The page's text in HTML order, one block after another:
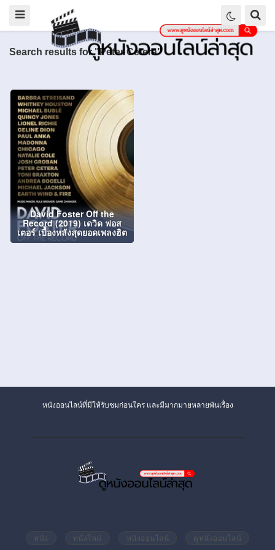
Search results for "Peter Cetera"
David Foster Off the
Record (2019) เดวิด ฟอส
เตอร์ เบื้องหลังสุดยอดเพลงฮิต
หนังออนไลน์ที่มีให้รับชมก่อนใคร และมีมากมายหลายพันเรื่อง
หนัง หนังใหม่ หนังออนไลน์ ดูหนังออนไลน์